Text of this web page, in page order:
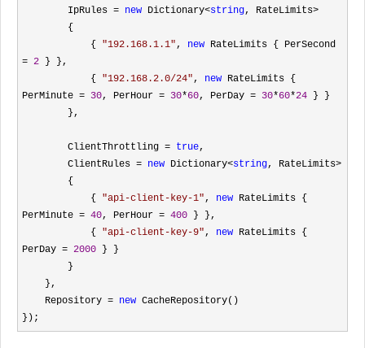
        IpRules
= new Dictionary<string, RateLimits>
            {
"192.168.1.1", new RateLimits { PerSecond
= 2 } },
            {
"192.168.2.0/24", new RateLimits {
PerMinute = 30, PerHour = 30*60, PerDay = 30*60*24 } }
        ClientThrottling
= true,
        ClientRules
= new Dictionary<string, RateLimits>
            {
"api-client-key-1", new RateLimits {
PerMinute = 40, PerHour = 400 } },
            {
"api-client-key-9", new RateLimits {
PerDay = 2000 } }
    Repository
= new CacheRepository()
});